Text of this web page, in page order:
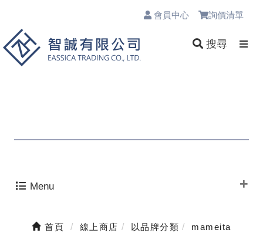
會員中心 詢價清單
搜尋
Menu
首頁 線上商店 以品牌分類 mameita